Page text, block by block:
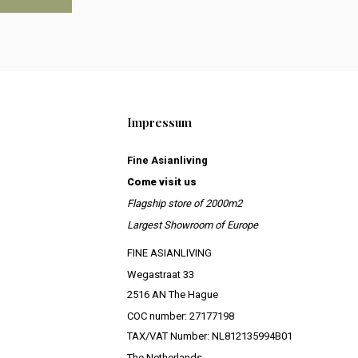
Impressum
Fine Asianliving
Come visit us
Flagship store of 2000m2
Largest Showroom of Europe
FINE ASIANLIVING
Wegastraat 33
2516 AN The Hague
COC number: 27177198
TAX/VAT Number: NL812135994B01